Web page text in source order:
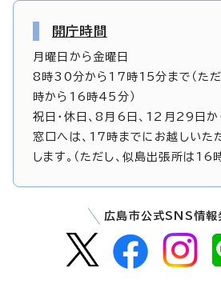
開庁時間
月曜日から金曜日
8時30分から17時15分まで（ただ
時から16時45分）
祝日・休日、8月6日、12月29日
窓口へは、17時までにお越しいた
します。（ただし、似島出張所は16
広島市公式SNS情報